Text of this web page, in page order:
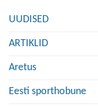
UUDISED
ARTIKLID
Aretus
Eesti sporthobune